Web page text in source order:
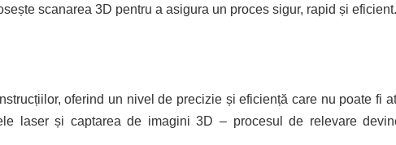
scanarea 3D pentru a asigura un proces sigur, rapid și eficient.
oferind un nivel de precizie și eficiență care nu poate fi
laser și captarea de imagini 3D – procesul de relevare